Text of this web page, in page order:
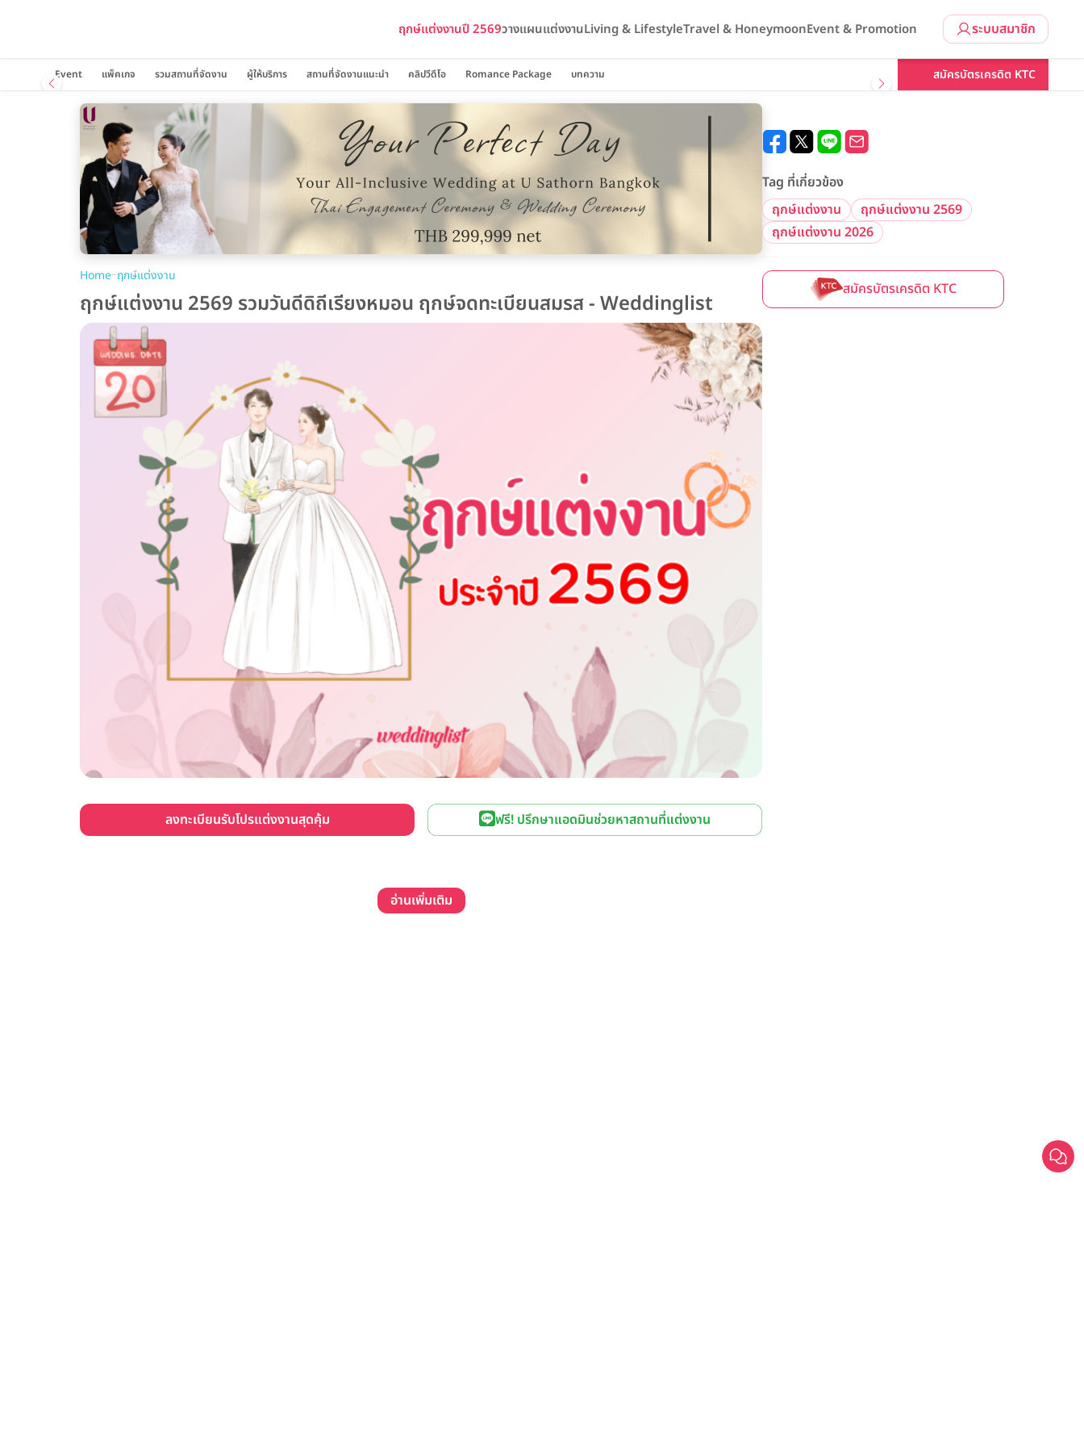
ระบบสมาชิก
ฤกษ์แต่งงานปี 2569วางแผนแต่งงานLiving & LifestyleTravel & HoneymoonEvent & Promotion
Event แพ็คเกจ รวมสถานที่จัดงาน ผู้ให้บริการ สถานที่จัดงานแนะนำ คลิปวีดีโอ Romance Package บทความ สมัครบัตรเครดิต KTC
Home–ฤกษ์แต่งงาน
ฤกษ์แต่งงาน 2569 รวมวันดีดิถีเรียงหมอน ฤกษ์จดทะเบียนสมรส - Weddinglist
ลงทะเบียนรับโปรแต่งงานสุดคุ้ม ฟรี! ปรึกษาแอดมินช่วยหาสถานที่แต่งงาน
อ่านเพิ่มเติม
Tag ที่เกี่ยวข้อง
ฤกษ์แต่งงาน
ฤกษ์แต่งงาน 2569
ฤกษ์แต่งงาน 2026
สมัครบัตรเครดิต KTC